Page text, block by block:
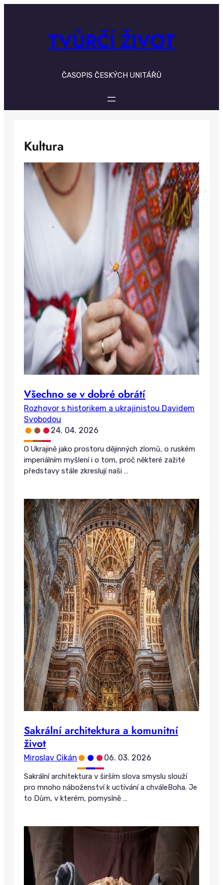
TVŮRČÍ ŽIVOT
ČASOPIS ČESKÝCH UNITÁŘŮ
Kultura
Všechno se v dobré obrátí
Rozhovor s historikem a ukrajinistou Davidem
Svobodou
•••24. 04. 2026
O Ukrajině jako prostoru dějinných zlomů, o ruském
imperiálním myšlení i o tom, proč některé zažité
představy stále zkreslují naši …
Sakrální architektura a komunitní
život
Miroslav Cikán ••• 06. 03. 2026
Sakrální architektura v širším slova smyslu slouží
pro mnoho náboženství k uctívání a chváleBoha. Je
to Dům, v kterém, pomyslně …